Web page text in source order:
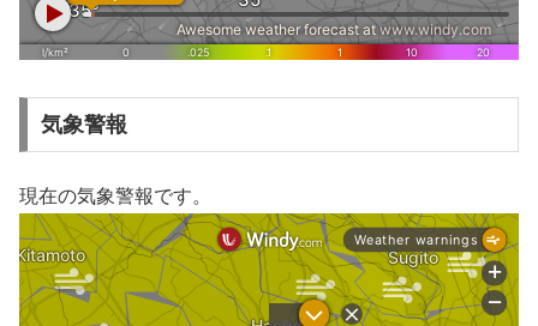
気象警報
現在の気象警報です。